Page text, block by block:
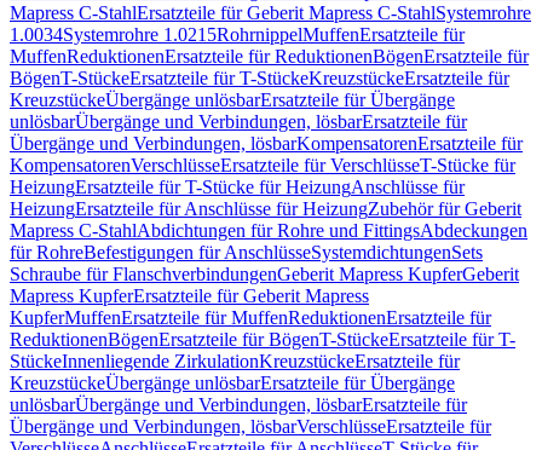
Mapress C-StahlErsatzteile für Geberit Mapress C-StahlSystemrohre
1.0034Systemrohre 1.0215RohrnippelMuffenErsatzteile für
MuffenReduktionenErsatzteile für ReduktionenBögenErsatzteile für
BögenT-StückeErsatzteile für T-StückeKreuzstückeErsatzteile für
KreuzstückeÜbergänge unlösbarErsatzteile für Übergänge
unlösbarÜbergänge und Verbindungen, lösbarErsatzteile für
Übergänge und Verbindungen, lösbarKompensatorenErsatzteile für
KompensatorenVerschlüsseErsatzteile für VerschlüsseT-Stücke für
HeizungErsatzteile für T-Stücke für HeizungAnschlüsse für
HeizungErsatzteile für Anschlüsse für HeizungZubehör für Geberit
Mapress C-StahlAbdichtungen für Rohre und FittingsAbdeckungen
für RohreBefestigungen für AnschlüsseSystemdichtungenSets
Schraube für FlanschverbindungenGeberit Mapress KupferGeberit
Mapress KupferErsatzteile für Geberit Mapress
KupferMuffenErsatzteile für MuffenReduktionenErsatzteile für
ReduktionenBögenErsatzteile für BögenT-StückeErsatzteile für T-
StückeInnenliegende ZirkulationKreuzstückeErsatzteile für
KreuzstückeÜbergänge unlösbarErsatzteile für Übergänge
unlösbarÜbergänge und Verbindungen, lösbarErsatzteile für
Übergänge und Verbindungen, lösbarVerschlüsseErsatzteile für